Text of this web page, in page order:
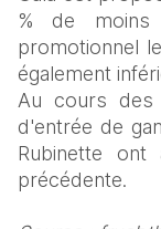
% de moins
promotionnel
également
Au cours
d'entrée de
Rubinette ont
précédente.